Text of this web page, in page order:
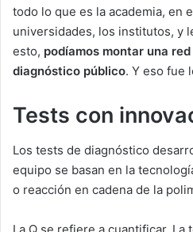
todo lo que es la academia, en
universidades, los institutos, y
esto, podíamos montar una
diagnóstico público. Y eso fue
Tests con
Los tests de diagnóstico
equipo se basan en la
o reacción en cadena de la